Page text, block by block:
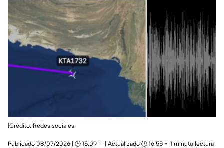
|Crédito: Redes sociales
Publicado 08/07/2026 | 🕑 15:09 | Actualizado 🕑 16:55
1 minuto lectura